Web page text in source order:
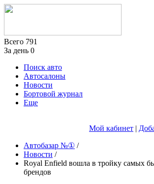
Всего 791
За день 0
Поиск авто
Автосалоны
Новости
Бортовой журнал
Еще
Мой кабинет |
Автобазар №① /
Новости /
Royal Enfield вошла в тройку самых
брендов